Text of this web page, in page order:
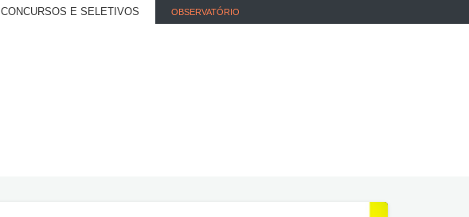
CONCURSOS E SELETIVOS OBSERVATÓRIO